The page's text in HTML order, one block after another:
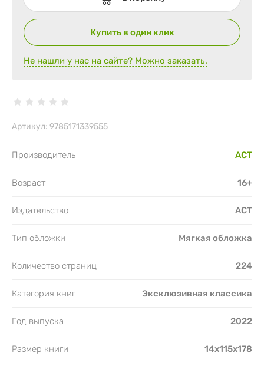
Купить в один клик
Не нашли у нас на сайте? Можно заказать.
Артикул: 9785171339555
Производитель АСТ
Возраст 16+
Издательство АСТ
Тип обложки Мягкая обложка
Количество страниц 224
Категория книг Эксклюзивная классика
Год выпуска 2022
Размер книги 14x115x178